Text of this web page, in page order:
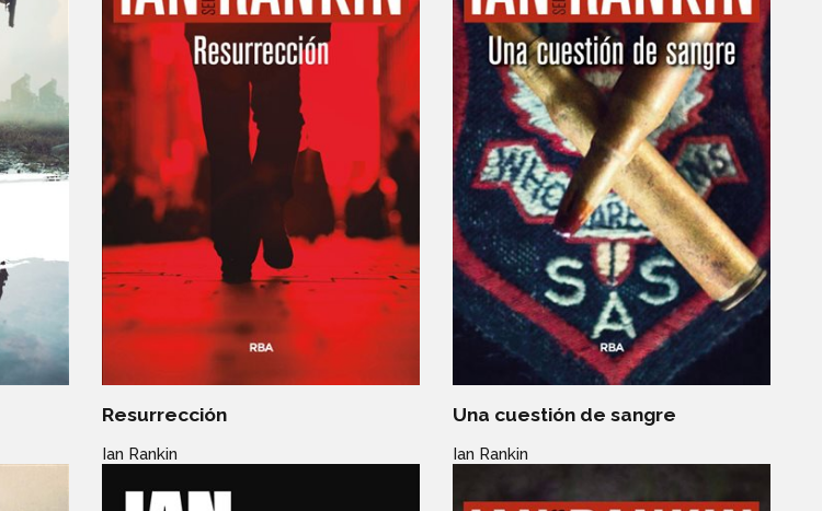
Resurrección
Ian Rankin
Una cuestión de sangre
Ian Rankin